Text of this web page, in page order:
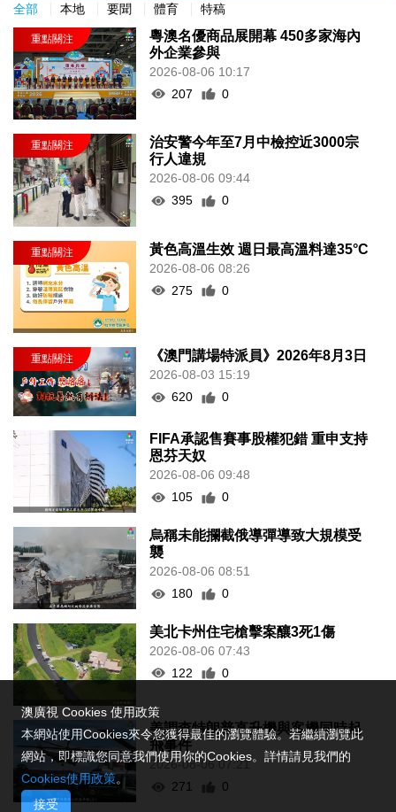
全部 本地 要聞 體育 特稿
粵澳名優商品展開幕 450多家海內
外企業參與
2026-08-06 10:17
207
0
治安警今年至7月中檢控近3000宗
行人違規
2026-08-06 09:44
395
0
黃色高溫生效 週日最高溫料達35°C
2026-08-06 08:26
275
0
《澳門講場特派員》2026年8月3日
2026-08-03 15:19
620
0
FIFA承認售賽事股權犯錯 重申支持
恩芬天奴
2026-08-06 09:48
105
0
烏稱未能攔截俄導彈導致大規模受
襲
2026-08-06 08:51
180
0
美北卡州住宅槍擊案釀3死1傷
2026-08-06 07:43
122
0
美調查特朗普直升機與客機同時起
飛事件
2026-08-06 07:21
271
0
澳廣視 Cookies 使用政策
本網站使用Cookies來令您獲得最佳的瀏覽體驗。若繼續瀏覽此
網站，即標識您同意我們使用你的Cookies。詳情請見我們的
Cookies使用政策。
接受